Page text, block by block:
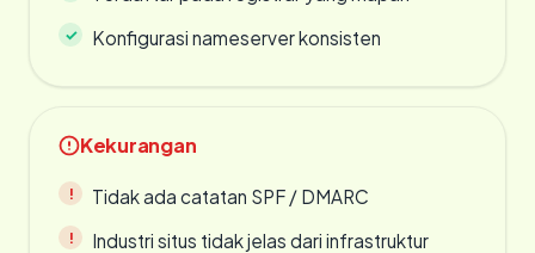
Konfigurasi nameserver konsisten
Kekurangan
Tidak ada catatan SPF / DMARC
Industri situs tidak jelas dari infrastruktur